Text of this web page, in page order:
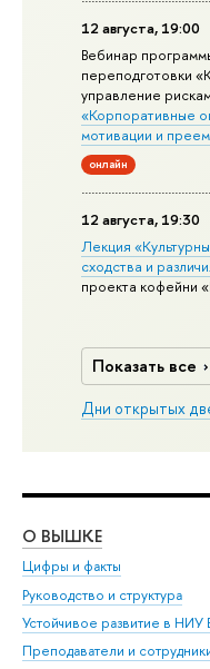
12 августа, 19:00
Вебинар
переподготовки
управление
«Корпоративные
мотивации и
онлайн
12 августа, 19:30
Лекция
сходства и
проекта кофейни
Показать все
Дни открытых
О ВЫШКЕ
Цифры и факты
Руководство и структура
Устойчивое развитие в
Преподаватели и